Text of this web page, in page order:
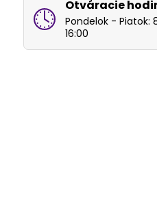
Otváracie
Pondelok - Piatok:
16:00